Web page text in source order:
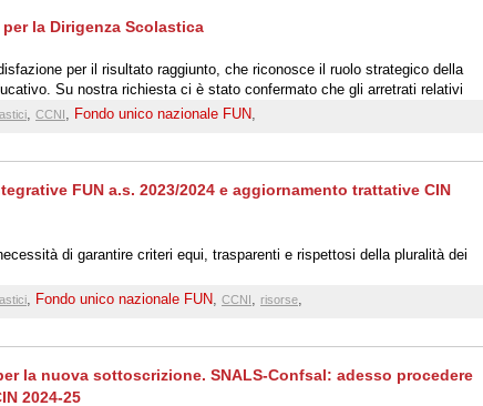
la Dirigenza Scolastica
per il risultato raggiunto, che riconosce il ruolo strategico della
Su nostra richiesta ci è stato confermato che gli arretrati relativi
e reggenze, grazie ad un accordo con il MEF, saranno messi in
, CCNI, Fondo unico nazionale FUN,
FUN a.s. 2023/2024 e aggiornamento trattative CIN
di garantire criteri equi, trasparenti e rispettosi della pluralità dei
, Fondo unico nazionale FUN, CCNI, risorse,
la nuova sottoscrizione. SNALS-Confsal: adesso procedere
2024-25